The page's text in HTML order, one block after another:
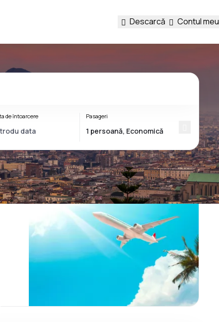
Descarcă Contul meu
de întoarcere Pasageri